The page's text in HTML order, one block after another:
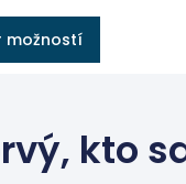
možností
kto